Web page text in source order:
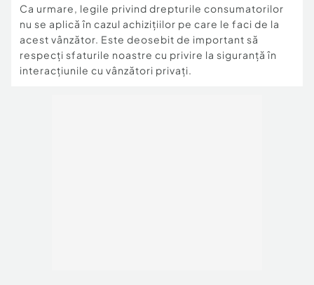
Ca urmare, legile privind drepturile consumatorilor
nu se aplică în cazul achizițiilor pe care le faci de la
acest vânzător. Este deosebit de important să
respecți sfaturile noastre cu privire la siguranță în
interacțiunile cu vânzători privați.